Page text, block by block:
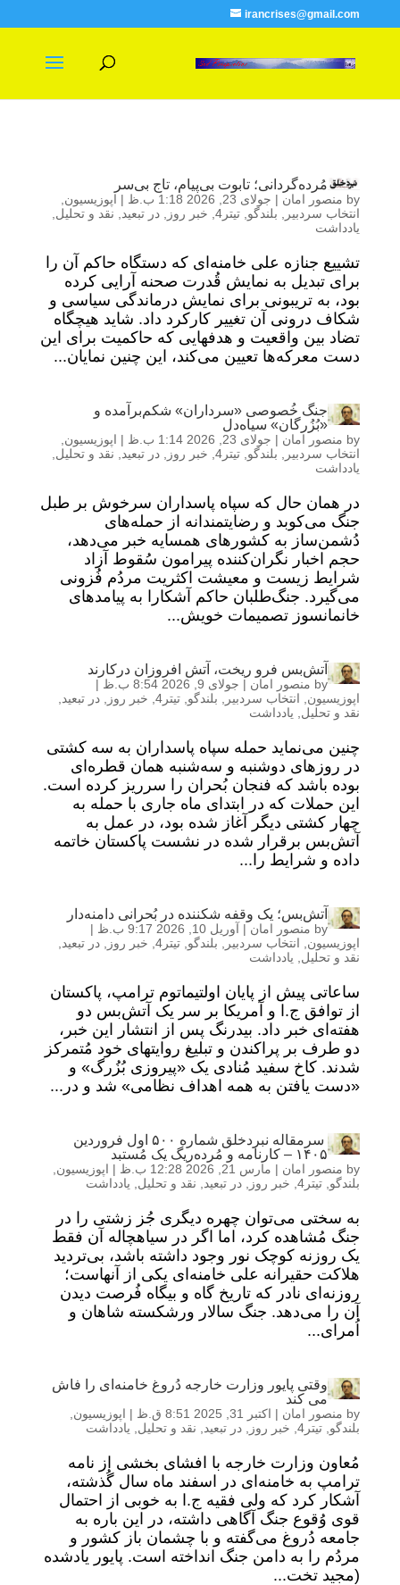
irancrises@gmail.com
مُرده‌گردانی؛ تابوت بی‌پیام، تاج بی‌سر
by منصور امان | جولای 23, 2026 1:18 ب.ظ | اپوزیسیون
انتخاب سردبیر
بلندگو تیتر4 , خبر روز در تبعید نقد و تحلیل
یادداشت
تشییع جنازه علی خامنه‌ای که دستگاه حاکم آن را
برای تبدیل به نمایش قُدرت صحنه‌ آرایی کرده
بود، به تریبونی برای نمایش درماندگی سیاسی و
شکاف درونی آن تغییر کارکرد داد. شاید هیچگاه
تضاد بین واقعیت و هدفهایی که حاکمیت برای این
دست معرکه‌ها تعیین می‌کند، این چنین نمایان...
جنگ خُصوصی «سرداران» شکم‌برآمده و
«بُزُرگان» سیاه‌دل
by منصور امان | جولای 23, 2026 1:14 ب.ظ | اپوزیسیون
انتخاب سردبیر
بلندگو تیتر4 , خبر روز در تبعید نقد و تحلیل
یادداشت
در همان حال که سپاه پاسداران سرخوش بر طبل
جنگ می‌کوبد و رضایتمندانه از حمله‌های
دُشمن‌ساز به کشورهای همسایه خبر می‌دهد،
حجم اخبار نگران‌کننده پیرامون سُقوط آزاد
شرایط زیست و معیشت اکثریت مردُم فُزونی
می‌گیرد. جنگ‌طلبان حاکم آشکارا به پیامدهای
خانمانسوز تصمیمات خویش...
آتش‌بس فرو ریخت، آتش افروزان درکارند
by منصور امان | جولای 9, 2026 8:54 ب.ظ
|
اپوزیسیون
انتخاب سردبیر بلندگو تیتر4 , خبر روز در تبعید
نقد و تحلیل
یادداشت
چنین می‌نماید حمله سپاه پاسداران به سه کشتی
در روزهای دوشنبه و سه‌شنبه همان قطره‌ای
بوده باشد که فنجان بُحران را سرریز کرده است.
این حملات که در ابتدای ماه جاری با حمله به
چهار کشتی دیگر آغاز شده بود، در عمل به
آتش‌بس برقرار شده در نشست پاکستان خاتمه
داده و شرایط را...
آتش‌بس؛ یک وقفه شکننده در بُحرانی دامنه‌دار
by منصور امان | آوریل 10, 2026 9:17 ب.ظ
|
اپوزیسیون
انتخاب سردبیر بلندگو تیتر4 , خبر روز در تبعید
نقد و تحلیل
یادداشت
ساعاتی پیش از پایان اولتیماتوم ترامپ، پاکستان
از توافق ج.ا و آمریکا بر سر یک آتش‌بس دو
هفته‌ای خبر داد. بیدرنگ پس از انتشار این خبر،
دو طرف بر پراکندن و تبلیغ روایتهای خود مُتمرکز
شدند. کاخ سفید مُنادی یک «پیروزی بُزُرگ» و
«دست یافتن به همه اهداف نظامی» شد و در...
سرمقاله نبردخلق شماره ۵۰۰ اول فروردین
۱۴۰۵ – کارنامه و مُرده‌ریگ یک مُستبد
by منصور امان | مارس 21, 2026 12:28 ب.ظ | اپوزیسیون
بلندگو تیتر4 , خبر روز در تبعید نقد و تحلیل یادداشت
به سختی می‌توان چهره دیگری جُز زشتی را در
جنگ مُشاهده کرد، اما اگر در سیاهچاله آن فقط
یک روزنه کوچک نور وجود داشته باشد، بی‌تردید
هلاکت حقیرانه علی خامنه‌ای یکی از آنهاست؛
روزنه‌ای نادر که تاریخ گاه و بیگاه فُرصت دیدن
آن را می‌دهد. جنگ سالار ورشکسته شاهان و
اُمرای...
وقتی پایور وزارت خارجه دُروغ خامنه‌ای را فاش
می کند
by منصور امان | اکتبر 31, 2025 8:51 ق.ظ | اپوزیسیون
بلندگو تیتر4 , خبر روز در تبعید نقد و تحلیل یادداشت
مُعاون وزارت خارجه با افشای بخشی از نامه
ترامپ به خامنه‌ای در اسفند ماه سال گُذشته،
آشکار کرد که ولی فقیه ج.ا به خوبی از احتمال
قوی وُقوع جنگ آگاهی داشته، در این باره به
جامعه دُروغ می‌گفته و با چشمان باز کشور و
مردُم را به دامن جنگ انداخته است. پایور یادشده
(مجید تخت...